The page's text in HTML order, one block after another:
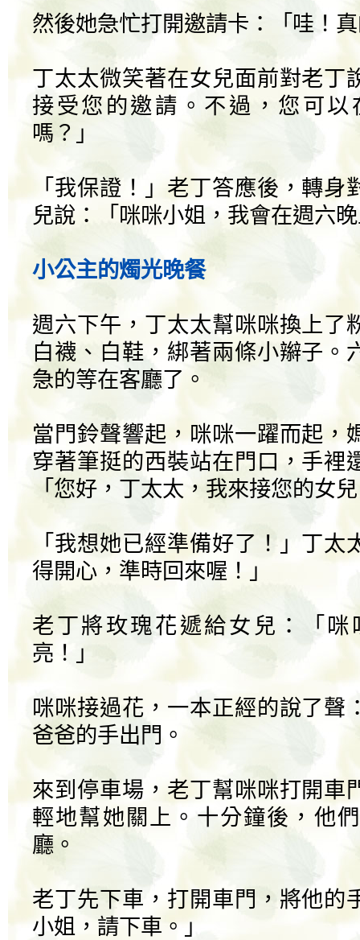
然後她急忙打開邀請卡：「哇！
丁太太微笑著在女兒面前對老丁
接受您的邀請。不過，您可以
嗎？」
「我保證！」老丁答應後，轉
兒說：「咪咪小姐，我會在週六
小公主的燭光晚餐
週六下午，丁太太幫咪咪換上了
白襪、白鞋，綁著兩條小辮子。
急的等在客廳了。
當門鈴聲響起，咪咪一躍而起，
穿著筆挺的西裝站在門口，手裡
「您好，丁太太，我來接您的女
「我想她已經準備好了！」丁
得開心，準時回來喔！」
老丁將玫瑰花遞給女兒：「
亮！」
咪咪接過花，一本正經的說了聲
爸爸的手出門。
來到停車場，老丁幫咪咪打開車
輕地幫她關上。十分鐘後，他
廳。
老丁先下車，打開車門，將他的
小姐，請下車。」